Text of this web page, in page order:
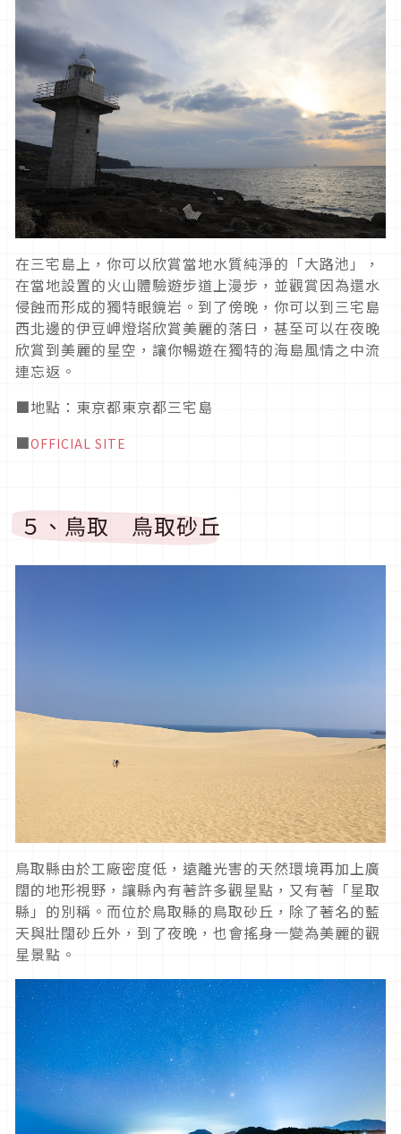
在三宅島上，你可以欣賞當地水質純淨的「大路池」，
在當地設置的火山體驗遊步道上漫步，並觀賞因為還水
侵蝕而形成的獨特眼鏡岩。到了傍晚，你可以到三宅島
西北邊的伊豆岬燈塔欣賞美麗的落日，甚至可以在夜晚
欣賞到美麗的星空，讓你暢遊在獨特的海島風情之中流
連忘返。
■地點：東京都東京都三宅島
■OFFICIAL SITE
５、鳥取 鳥取砂丘
鳥取縣由於工廠密度低，遠離光害的天然環境再加上廣
闊的地形視野，讓縣內有著許多觀星點，又有著「星取
縣」的別稱。而位於鳥取縣的鳥取砂丘，除了著名的藍
天與壯闊砂丘外，到了夜晚，也會搖身一變為美麗的觀
星景點。